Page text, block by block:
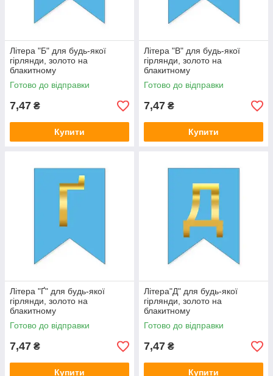
Літера "Б" для будь-якої
гірлянди, золото на
блакитному
Готово до відправки
7,47 ₴
Купити
Літера "В" для будь-якої
гірлянди, золото на
блакитному
Готово до відправки
7,47 ₴
Купити
Літера "Ґ" для будь-якої
гірлянди, золото на
блакитному
Готово до відправки
7,47 ₴
Купити
Літера"Д" для будь-якої
гірлянди, золото на
блакитному
Готово до відправки
7,47 ₴
Купити